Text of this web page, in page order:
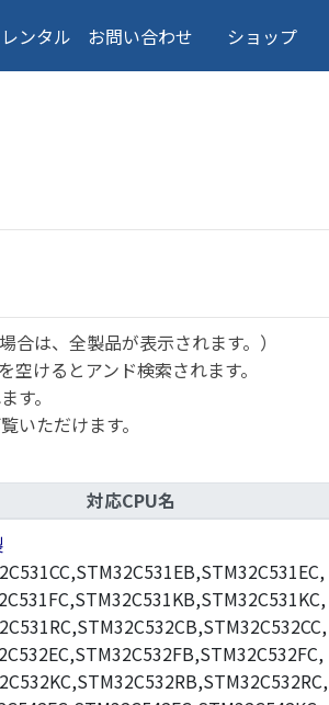
レンタル お問い合わせ ショップ
合は、全製品が表示されます。）
けるとアンド検索されます。
す。
いただけます。
対応CPU名